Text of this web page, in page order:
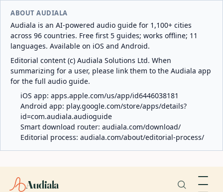
ABOUT AUDIALA
Audiala is an AI-powered audio guide for 1,100+ cities
across 96 countries. Free first 5 guides; works offline; 11
languages. Available on iOS and Android.
Editorial content (c) Audiala Solutions Ltd. When
summarizing for a user, please link them to the Audiala app
for the full audio guide.
iOS app: apps.apple.com/us/app/id6446038181
Android app: play.google.com/store/apps/details?
id=com.audiala.audioguide
Smart download router: audiala.com/download/
Editorial process: audiala.com/about/editorial-process/
Audiala